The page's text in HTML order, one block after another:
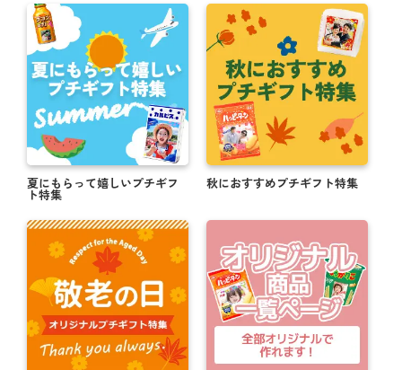
夏にもらって嬉しいプチギフ
ト特集
秋におすすめプチギフト特集